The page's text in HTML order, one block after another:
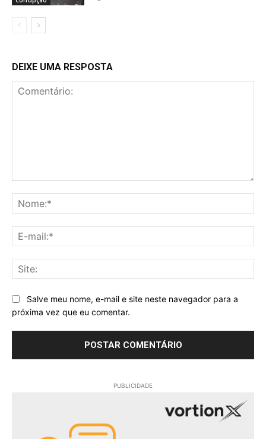
DEIXE UMA RESPOSTA
Salve meu nome, e-mail e site neste navegador para a
próxima vez que eu comentar.
PUBLICIDADE